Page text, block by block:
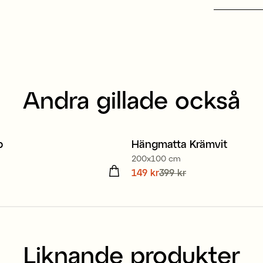
Andra gillade också
Sale
Hängmatta Krämvit
200x100 cm
Nuvarande pris
149 kr399 kr
Liknande produkter